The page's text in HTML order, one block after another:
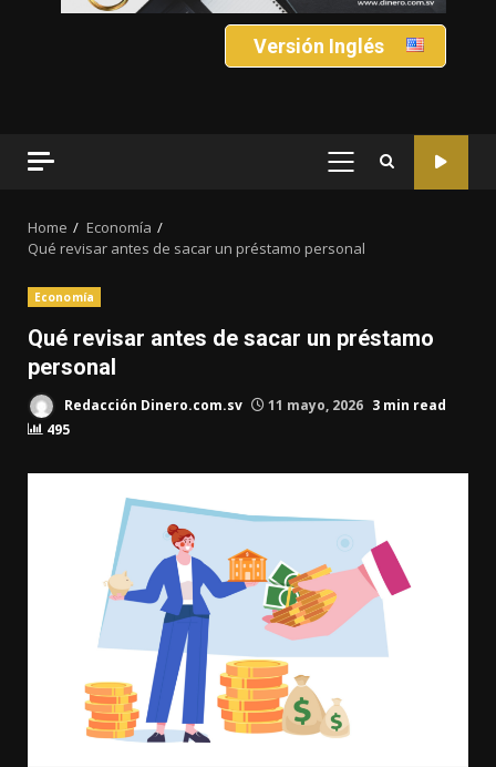
Versión Inglés
PRIMARY
Home
Economía
Qué revisar antes de sacar un préstamo personal
Economía
Qué revisar antes de sacar un préstamo
personal
Redacción Dinero.com.sv 11 mayo, 2026 3 min read
495